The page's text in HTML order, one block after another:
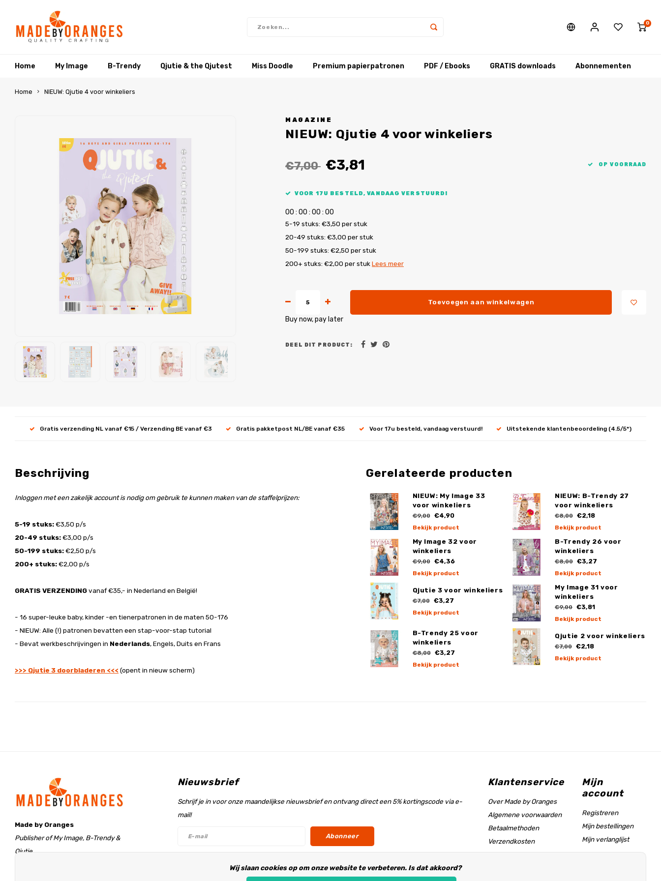
0
Home My Image B-Trendy Qjutie & the Qjutest Miss Doodle Premium papierpatronen PDF / Ebooks GRATIS downloads Abonnementen
Home NIEUW: Qjutie 4 voor winkeliers
MAGAZINE
NIEUW: Qjutie 4 voor winkeliers
€7,00 €3,81 OP VOORRAAD
VOOR 17U BESTELD, VANDAAG VERSTUURD!
00 : 00 : 00 : 00
5-19 stuks: €3,50 per stuk
20-49 stuks: €3,00 per stuk
50-199 stuks: €2,50 per stuk
200+ stuks: €2,00 per stukLees meer
Toevoegen aan winkelwagen
Buy now, pay later
DEEL DIT PRODUCT:
Gratis verzending NL vanaf €15 / Verzending BE vanaf €3 Gratis pakketpost NL/BE vanaf €35 Voor 17u besteld, vandaag verstuurd! Uitstekende klantenbeoordeling (4.5/5*)
Beschrijving
Inloggen met een zakelijk account is nodig om gebruik te kunnen maken van de staffelprijzen:
5-19 stuks:€3,50 p/s
20-49 stuks:€3,00 p/s
50-199 stuks:€2,50 p/s
200+ stuks:€2,00 p/s
GRATIS VERZENDINGvanaf €35,- in Nederland en België!
- 16 super-leuke baby, kinder -en tienerpatronen in de maten 50-176
- NIEUW: Alle (!) patronen bevatten een stap-voor-stap tutorial
- Bevat werkbeschrijvingen in Nederlands, Engels, Duits en Frans
>>> Qjutie 3 doorbladeren <<< (opent in nieuw scherm)
Gerelateerde producten
NIEUW: My Image 33
voor winkeliers
€9,00 €4,90
Bekijk product
NIEUW: B-Trendy 27
voor winkeliers
€8,00 €2,18
Bekijk product
My Image 32 voor
winkeliers
€9,00 €4,36
Bekijk product
B-Trendy 26 voor
winkeliers
€8,00 €3,27
Bekijk product
Qjutie 3 voor winkeliers
€7,00 €3,27
Bekijk product
My Image 31 voor
winkeliers
€9,00 €3,81
Bekijk product
B-Trendy 25 voor
winkeliers
€8,00 €3,27
Bekijk product
Qjutie 2 voor winkeliers
€7,00 €2,18
Bekijk product
Made by Oranges
Publisher of My Image, B-Trendy &
Qjutie
Nieuwsbrief
Schrijf je in voor onze maandelijkse nieuwsbrief en ontvang direct een 5% kortingscode via e-
mail!
Abonneer
Klantenservice
Over Made by Oranges
Algemene voorwaarden
Betaalmethoden
Verzendkosten
Maattabel & helppagina
Mijn
account
Registreren
Mijn bestellingen
Mijn verlanglijst
Wij slaan cookies op om onze website te verbeteren. Is dat akkoord?